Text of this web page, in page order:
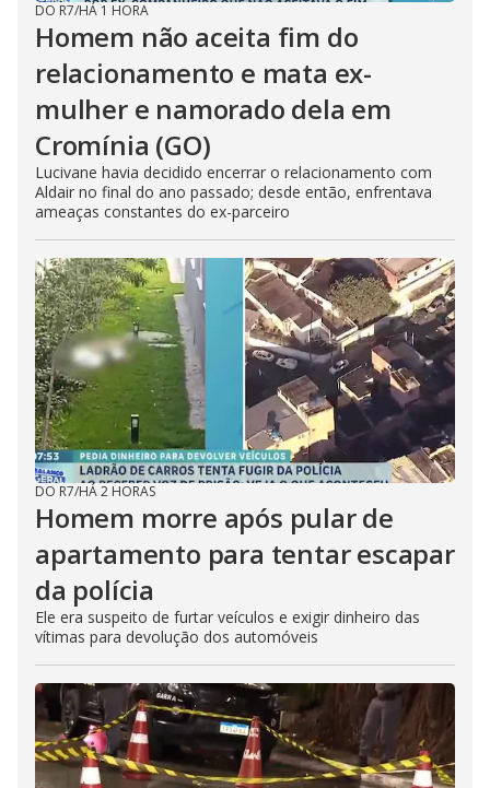
DO R7/HÁ 1 HORA
Homem não aceita fim do
relacionamento e mata ex-
mulher e namorado dela em
Cromínia (GO)
Lucivane havia decidido encerrar o relacionamento com
Aldair no final do ano passado; desde então, enfrentava
ameaças constantes do ex-parceiro
DO R7/HÁ 2 HORAS
Homem morre após pular de
apartamento para tentar escapar
da polícia
Ele era suspeito de furtar veículos e exigir dinheiro das
vítimas para devolução dos automóveis